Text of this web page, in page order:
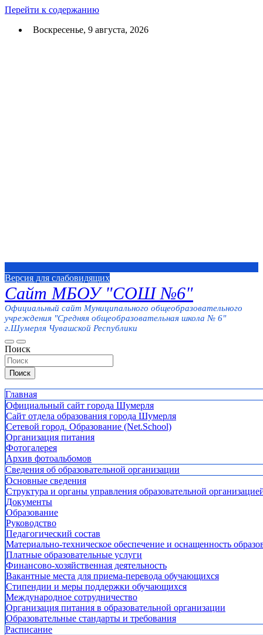
Перейти к содержанию
Воскресенье, 9 августа, 2026
Версия для слабовидящих
Сайт МБОУ "СОШ №6"
Официальный сайт Муниципального общеобразовательного
учреждения "Средняя общеобразовательная школа № 6"
г.Шумерля Чувашской Республики
Поиск
Поиск
Главная
Официальный сайт города Шумерля
Сайт отдела образования города Шумерля
Сетевой город. Образование (Net.School)
Организация питания
Фотогалерея
Архив фотоальбомов
Сведения об образовательной организации
Основные сведения
Структура и органы управления образовательной
Документы
Образование
Руководство
Педагогический состав
Материально-техническое обеспечение и оснащенность
Платные образовательные услуги
Финансово-хозяйственная деятельность
Вакантные места для приема-перевода обучающихся
Стипендии и меры поддержки обучающихся
Международное сотрудничество
Организация питания в образовательной организации
Образовательные стандарты и требования
Расписание